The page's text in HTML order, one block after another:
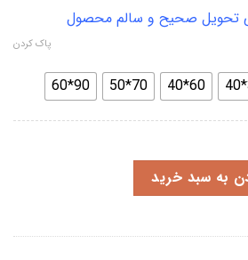
تحویل صحیح و سالم محصول
60*40
70*50
90*60
پاک کردن
به سبد خرید